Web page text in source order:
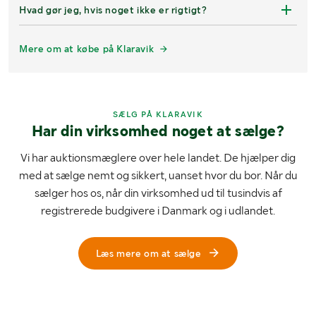
Hvad gør jeg, hvis noget ikke er rigtigt?
Mere om at købe på Klaravik
SÆLG PÅ KLARAVIK
Har din virksomhed noget at sælge?
Vi har auktionsmæglere over hele landet. De hjælper dig
med at sælge nemt og sikkert, uanset hvor du bor. Når du
sælger hos os, når din virksomhed ud til tusindvis af
registrerede budgivere i Danmark og i udlandet.
Læs mere om at sælge